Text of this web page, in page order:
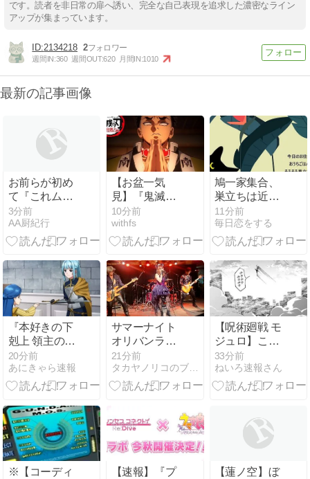
です。読者を非日常の扉へ誘い、完全な自己表現を追求した濃密なライン
アップが集まっています。
2134218 2
週間IN:360 週間OUT:620 月間IN:1010
最新の記事画像
お前らが初め
て『これムズ
すぎやろ！』
って思ったゲ
ームは何？
3分前
AA厨紀行
【お盆一気
見】『鬼滅の
刃 柱稽古編』
Prime Videoで
配信中！
映像美と見ど
ころ解説
10分前
withfs
鳩一家集合、
巣立ちは近
い？
11分前
毎日恋をする
『本好きの下
剋上 領主の養
女』 第17話
領主夫妻不在
の城で過ごす
20分前
あにきゃら速報
サマーナイト
オリバンライ
ブありがとう
ございまし
た！
21分前
【呪術廻戦 モ
ジュロ】これ
で殺せてない
判定は無理あ
る
33分前
ねいろ速報さん
※【コーディ
【速報】『プ
【蓮ノ空】ぼ